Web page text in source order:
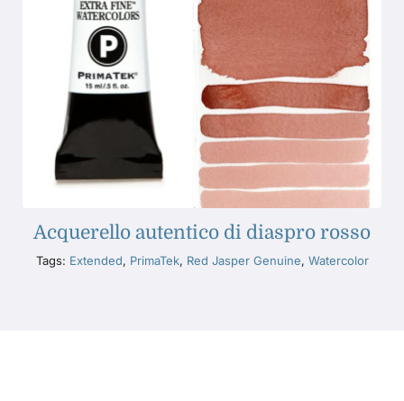
Acquerello autentico di diaspro rosso
Tags: Extended, PrimaTek, Red Jasper Genuine, Watercolor